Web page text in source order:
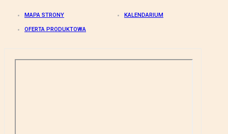
MAPA STRONY KALENDARIUM
OFERTA PRODUKTOWA